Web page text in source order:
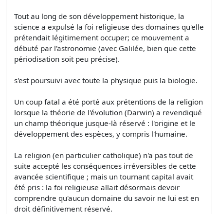
Tout au long de son développement historique, la
science a expulsé la foi religieuse des domaines qu'elle
prétendait légitimement occuper; ce mouvement a
débuté par l'astronomie (avec Galilée, bien que cette
périodisation soit peu précise).
s'est poursuivi avec toute la physique puis la biologie.
Un coup fatal a été porté aux prétentions de la religion
lorsque la théorie de l'évolution (Darwin) a revendiqué
un champ théorique jusque-là réservé : l'origine et le
développement des espèces, y compris l'humaine.
La religion (en particulier catholique) n'a pas tout de
suite accepté les conséquences irréversibles de cette
avancée scientifique ; mais un tournant capital avait
été pris : la foi religieuse allait désormais devoir
comprendre qu'aucun domaine du savoir ne lui est en
droit définitivement réservé.